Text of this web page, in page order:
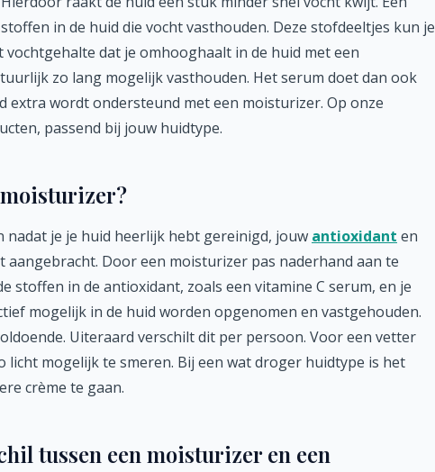
in de huid die vocht vasthouden. Deze stofdeeltjes kun je
vochtgehalte dat je omhooghaalt in de huid met een
zo lang mogelijk vasthouden. Het serum doet dan ook
extra wordt ondersteund met een moisturizer. Op onze
passend bij jouw huidtype.
nadat je je huid heerlijk hebt gereinigd, jouw antioxidant en
aangebracht. Door een moisturizer pas naderhand aan te
stoffen in de antioxidant, zoals een vitamine C serum, en je
mogelijk in de huid worden opgenomen en vastgehouden.
Uiteraard verschilt dit per persoon. Voor een vetter
licht mogelijk te smeren. Bij een wat droger huidtype is het
crème te gaan.
tussen een moisturizer en een